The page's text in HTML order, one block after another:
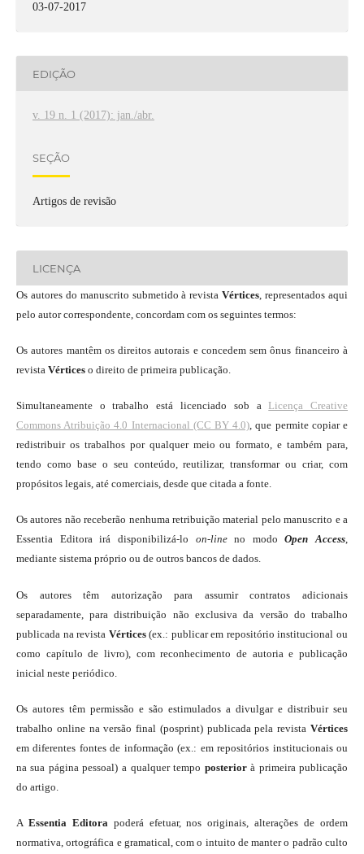
03-07-2017
EDIÇÃO
v. 19 n. 1 (2017): jan./abr.
SEÇÃO
Artigos de revisão
LICENÇA
Os autores do manuscrito submetido à revistaVértices, representados aqui
pelo autor correspondente, concordam com os seguintes termos:
Os autores mantêm os direitos autorais e concedem sem ônus financeiro à
revista Vértices o direito de primeira publicação.
Simultaneamente o trabalho está licenciado sob a Licença Creative
Commons Atribuição 4.0 Internacional (CC BY 4.0), que permite copiar e
redistribuir os trabalhos por qualquer meio ou formato, e também para,
tendo como base o seu conteúdo, reutilizar, transformar ou criar, com
propósitos legais, até comerciais, desde que citada a fonte.
Os autores não receberão nenhuma retribuição material pelo manuscrito e a
Essentia Editora irá disponibilizá-lo on-lineno modoOpen Access,
mediante sistema próprio ou de outros bancos de dados.
Os autores têm autorização para assumir contratos adicionais
separadamente, para distribuição não exclusiva da versão do trabalho
publicada na revista Vértices(ex.: publicar em repositório institucional ou
como capítulo de livro), com reconhecimento de autoria e publicação
inicial neste periódico.
Os autores têm permissão e são estimulados a divulgar e distribuir seu
trabalho online na versão final (posprint) publicada pela revistaVértices
em diferentes fontes de informação (ex.: em repositórios institucionais ou
na sua página pessoal) a qualquer tempo posteriorà primeira publicação
do artigo.
A Essentia Editora poderá efetuar, nos originais, alterações de ordem
normativa, ortográfica e gramatical, com o intuito de manter o padrão culto